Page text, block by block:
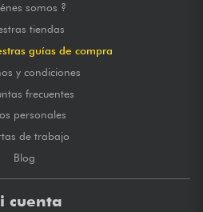
somos ?
tiendas
guías de compra
y condiciones
frecuentes
personales
de trabajo
Blog
cuenta